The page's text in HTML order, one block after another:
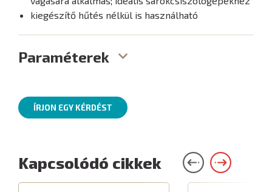
kiegészítő hűtés nélkül is használható
Paraméterek
ÍRJON EGY KÉRDÉST
Kapcsolódó cikkek